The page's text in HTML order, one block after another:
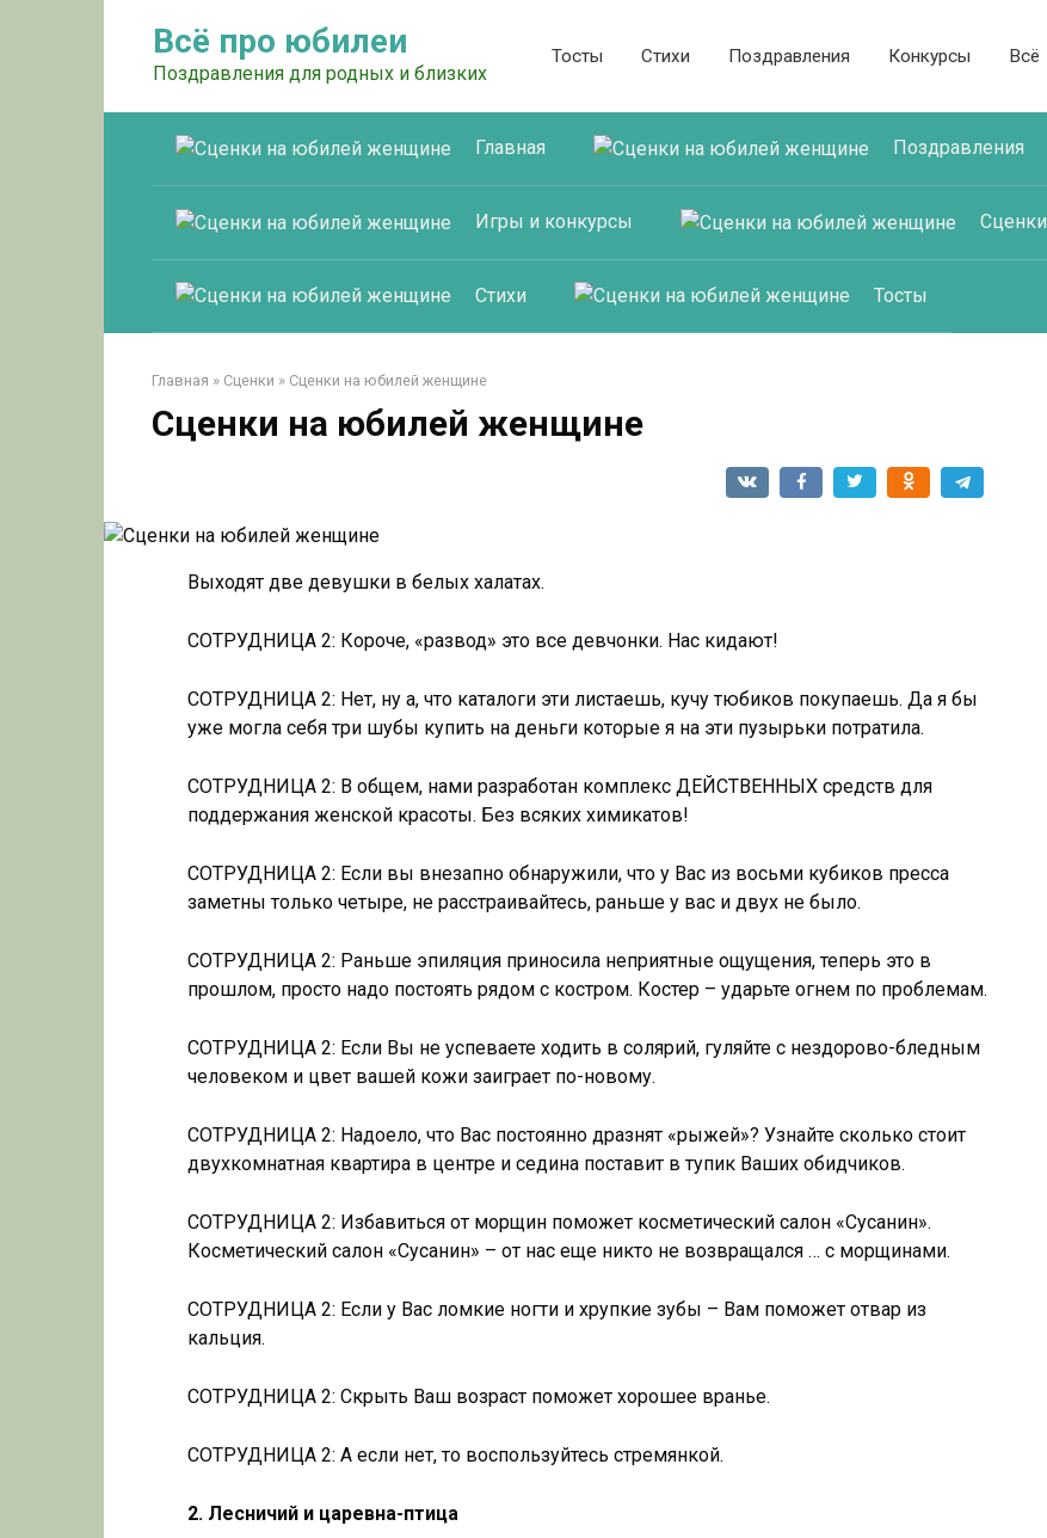
Всё про юбилеи
Поздравления для родных и близких
Тосты Стихи Поздравления Конкурсы Всё
Главная Поздравления
Игры и конкурсы Сценки
Стихи Тосты
Главная » Сценки » Сценки на юбилей женщине
Сценки на юбилей женщине
Выходят две девушки в белых халатах.
СОТРУДНИЦА 2: Короче, «развод» это все девчонки. Нас кидают!
СОТРУДНИЦА 2: Нет, ну а, что каталоги эти листаешь, кучу тюбиков покупаешь. Да я бы
уже могла себя три шубы купить на деньги которые я на эти пузырьки потратила.
СОТРУДНИЦА 2: В общем, нами разработан комплекс ДЕЙСТВЕННЫХ средств для
поддержания женской красоты. Без всяких химикатов!
СОТРУДНИЦА 2: Если вы внезапно обнаружили, что у Вас из восьми кубиков пресса
заметны только четыре, не расстраивайтесь, раньше у вас и двух не было.
СОТРУДНИЦА 2: Раньше эпиляция приносила неприятные ощущения, теперь это в
прошлом, просто надо постоять рядом с костром. Костер – ударьте огнем по проблемам.
СОТРУДНИЦА 2: Если Вы не успеваете ходить в солярий, гуляйте с нездорово-бледным
человеком и цвет вашей кожи заиграет по-новому.
СОТРУДНИЦА 2: Надоело, что Вас постоянно дразнят «рыжей»? Узнайте сколько стоит
двухкомнатная квартира в центре и седина поставит в тупик Ваших обидчиков.
СОТРУДНИЦА 2: Избавиться от морщин поможет косметический салон «Сусанин».
Косметический салон «Сусанин» – от нас еще никто не возвращался … с морщинами.
СОТРУДНИЦА 2: Если у Вас ломкие ногти и хрупкие зубы – Вам поможет отвар из
кальция.
СОТРУДНИЦА 2: Скрыть Ваш возраст поможет хорошее вранье.
СОТРУДНИЦА 2: А если нет, то воспользуйтесь стремянкой.
2. Лесничий и царевна-птица